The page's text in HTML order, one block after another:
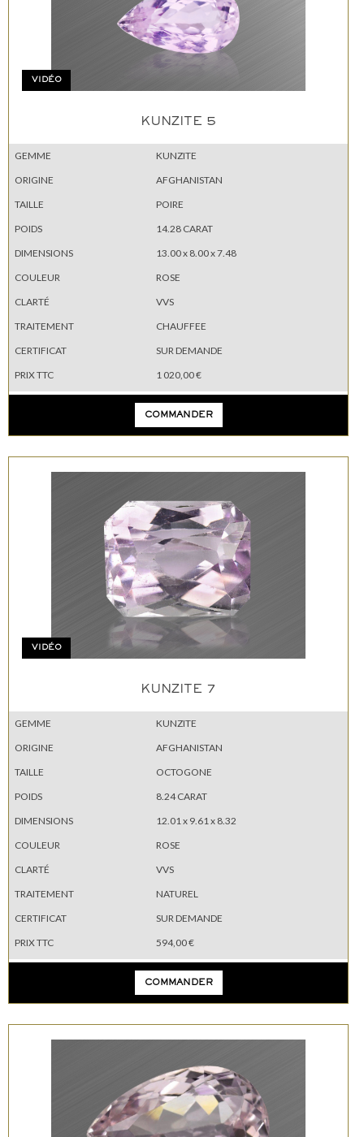
VIDÉO
KUNZITE 5
GEMME
KUNZITE
ORIGINE
AFGHANISTAN
TAILLE
POIRE
POIDS
14.28 CARAT
DIMENSIONS
13.00 x 8.00 x 7.48
COULEUR
ROSE
CLARTÉ
VVS
TRAITEMENT
CHAUFFEE
CERTIFICAT
SUR DEMANDE
PRIX TTC
1 020,00 €
COMMANDER
VIDÉO
KUNZITE 7
GEMME
KUNZITE
ORIGINE
AFGHANISTAN
TAILLE
OCTOGONE
POIDS
8.24 CARAT
DIMENSIONS
12.01 x 9.61 x 8.32
COULEUR
ROSE
CLARTÉ
VVS
TRAITEMENT
NATUREL
CERTIFICAT
SUR DEMANDE
PRIX TTC
594,00 €
COMMANDER